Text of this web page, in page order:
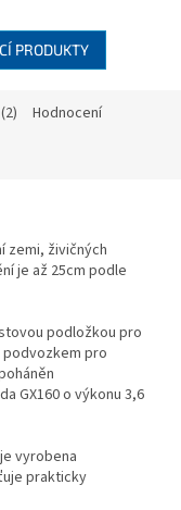
PRODUKTY
Hodnocení
zemi, živičných
je až 25cm podle
podložkou pro
pro
GX160 o výkonu 3,6
vyrobena
prakticky